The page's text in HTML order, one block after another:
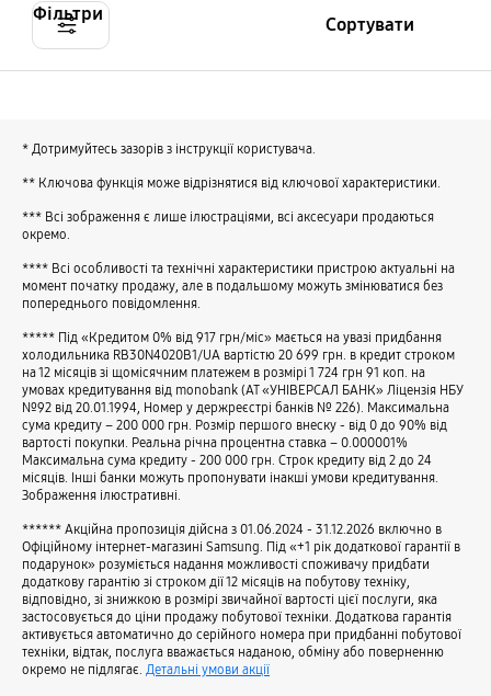
Фільтри Сортувати
* Дотримуйтесь зазорів з інструкції користувача.
** Ключова функція може відрізнятися від ключової характеристики.
*** Всі зображення є лише ілюстраціями, всі аксесуари продаються
окремо.
**** Всі особливості та технічні характеристики пристрою актуальні на
момент початку продажу, але в подальшому можуть змінюватися без
попереднього повідомлення.
***** Під «Кредитом 0% від 917 грн/міс» мається на увазі придбання
холодильника RB30N4020B1/UA вартістю 20 699 грн. в кредит строком
на 12 місяців зі щомісячним платежем в розмірі 1 724 грн 91 коп. на
умовах кредитування від monobank (АТ «УНІВЕРСАЛ БАНК» Ліцензія НБУ
№92 від 20.01.1994, Номер у держреєстрі банків № 226). Максимальна
сума кредиту – 200 000 грн. Розмір першого внеску - від 0 до 90% від
вартості покупки. Реальна річна процентна ставка – 0.000001%
Максимальна сума кредиту - 200 000 грн. Cтрок кредиту від 2 до 24
місяців. Інші банки можуть пропонувати інакші умови кредитування.
Зображення ілюстративні.
****** Акційна пропозиція дійсна з 01.06.2024 - 31.12.2026 включно в
Офіційному інтернет-магазині Samsung. Під «+1 рік додаткової гарантії в
подарунок» розуміється надання можливості споживачу придбати
додаткову гарантію зі строком дії 12 місяців на побутову техніку,
відповідно, зі знижкою в розмірі звичайної вартості цієї послуги, яка
застосовується до ціни продажу побутової техніки. Додаткова гарантія
активується автоматично до серійного номера при придбанні побутової
техніки, відтак, послуга вважається наданою, обміну або поверненню
окремо не підлягає. Детальні умови акції